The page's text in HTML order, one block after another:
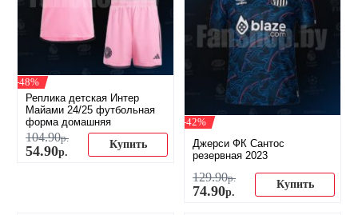
-48%
Реплика детская Интер
Майами 24/25 футбольная
форма домашняя
104.90р.
54.90р.
Купить
-42%
Джерси ФК Сантос
резервная 2023
129.90р.
74.90р.
Купить